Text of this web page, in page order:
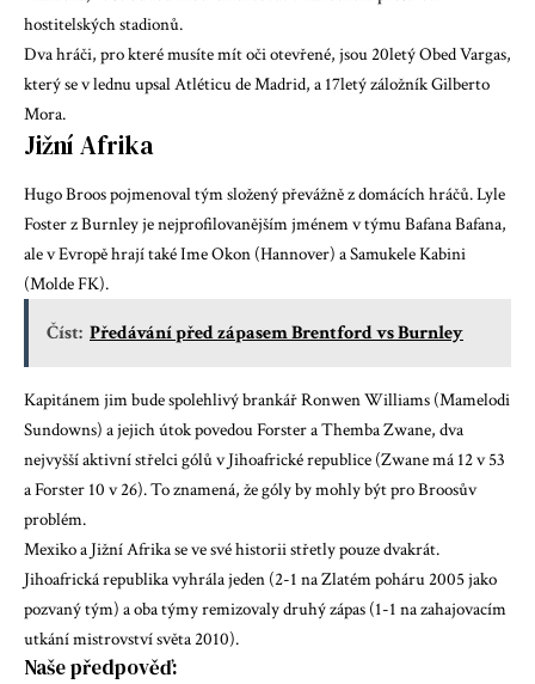
hostitelských stadionů.
Dva hráči, pro které musíte mít oči otevřené, jsou 20letý Obed Vargas,
který se v lednu upsal Atléticu de Madrid, a 17letý záložník Gilberto
Mora.
Jižní Afrika
Hugo Broos pojmenoval tým složený převážně z domácích hráčů. Lyle
Foster z Burnley je nejprofilovanějším jménem v týmu Bafana Bafana,
ale v Evropě hrají také Ime Okon (Hannover) a Samukele Kabini
(Molde FK).
Číst: Předávání před zápasem Brentford vs Burnley
Kapitánem jim bude spolehlivý brankář Ronwen Williams (Mamelodi
Sundowns) a jejich útok povedou Forster a Themba Zwane, dva
nejvyšší aktivní střelci gólů v Jihoafrické republice (Zwane má 12 v 53
a Forster 10 v 26). To znamená, že góly by mohly být pro Broosův
problém.
Mexiko a Jižní Afrika se ve své historii střetly pouze dvakrát.
Jihoafrická republika vyhrála jeden (2-1 na Zlatém poháru 2005 jako
pozvaný tým) a oba týmy remizovaly druhý zápas (1-1 na zahajovacím
utkání mistrovství světa 2010).
Naše předpověď: